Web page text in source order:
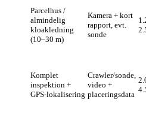
Parcelhus /
almindelig
kloakledning
(10–30 m)
Kamera + kort
rapport, evt.
sonde
Komplet
inspektion +
GPS‑lokalisering
Crawler/sonde,
video +
placeringsdata